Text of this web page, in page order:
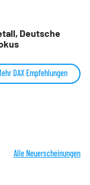
Deutsche
DAX Empfehlungen
Alle Neuerscheinungen